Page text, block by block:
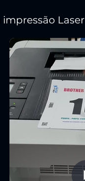
Laser